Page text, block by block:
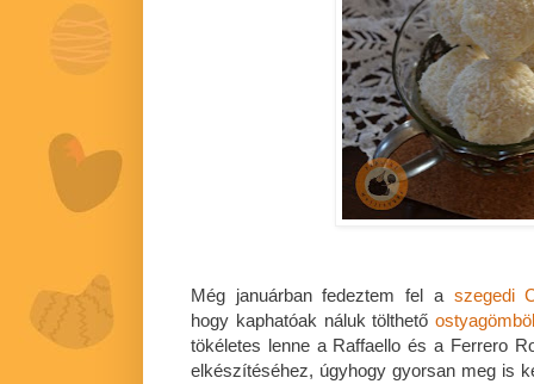
Még januárban fedeztem fel a szegedi
hogy kaphatóak náluk tölthető
tökéletes lenne a Raffaello és a Ferrero
elkészítéséhez, úgyhogy gyorsan meg is